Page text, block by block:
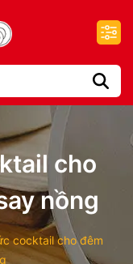
cho
nồng
cocktail cho đêm